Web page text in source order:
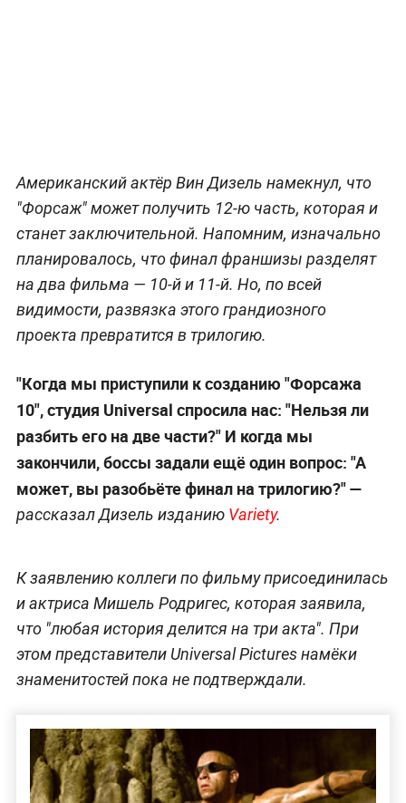
Американский актёр Вин Дизель намекнул, что
"Форсаж" может получить 12-ю часть, которая и
станет заключительной. Напомним, изначально
планировалось, что финал франшизы разделят
на два фильма — 10-й и 11-й. Но, по всей
видимости, развязка этого грандиозного
проекта превратится в трилогию.
"Когда мы приступили к созданию "Форсажа
10", студия Universal спросила нас: "Нельзя ли
разбить его на две части?" И когда мы
закончили, боссы задали ещё один вопрос: "А
может, вы разобьёте финал на трилогию?" —
рассказал Дизель изданию Variety.
К заявлению коллеги по фильму присоединилась
и актриса Мишель Родригес, которая заявила,
что "любая история делится на три акта". При
этом представители Universal Pictures намёки
знаменитостей пока не подтверждали.